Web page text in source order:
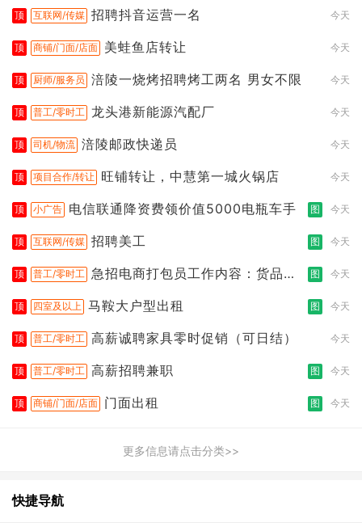
顶 互联网/传媒 招聘抖音运营一名 今天
顶 商铺/门面/店面 美蛙鱼店转让 今天
顶 厨师/服务员 涪陵一烧烤招聘烤工两名 男女不限 今天
顶 普工/零时工 龙头港新能源汽配厂 今天
顶 司机/物流 涪陵邮政快递员 今天
顶 项目合作/转让 旺铺转让，中慧第一城火锅店 今天
顶 小广告 电信联通降资费领价值5000电瓶车手 图 今天
顶 互联网/传媒 招聘美工 图 今天
顶 普工/零时工 急招电商打包员工作内容：货品分
图 今天
顶 四室及以上 马鞍大户型出租 图 今天
顶 普工/零时工 高薪诚聘家具零时促销（可日结） 今天
顶 普工/零时工 高薪招聘兼职 图 今天
顶 商铺/门面/店面 门面出租 图 今天
更多信息请点击分类>>
快捷导航